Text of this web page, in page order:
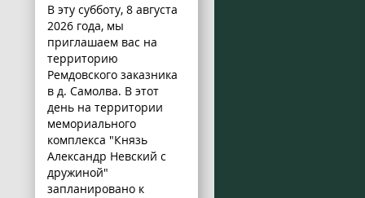
В эту субботу, 8 августа
2026 года, мы
приглашаем вас на
территорию
Ремдовского заказника
в д. Самолва. В этот
день на территории
мемориального
комплекса "Князь
Александр Невский с
дружиной"
запланировано к